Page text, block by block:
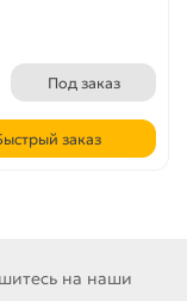
Под заказ
заказ
на наши